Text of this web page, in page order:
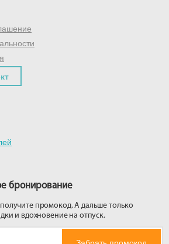
бронирование
промокод. А дальше только
и вдохновение на отпуск.